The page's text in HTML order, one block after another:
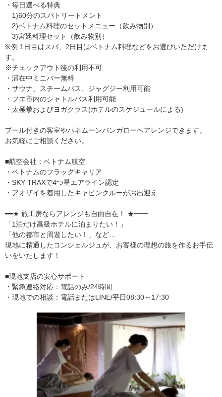
・毎日選べる特典
1)60分のスパトリートメント
2)ベトナム料理のセットメニュー（飲み物別）
3)宮廷料理セット（飲み物別）
※例:1日目はスパ、2日目はベトナム料理などをお選びいただけま
す。
※チェックアウト後の利用不可
・滞在中ミニバー無料
・サウナ、スチームバス、ジャグジー利用可能
・フエ市内のシャトルバス利用可能
・太極拳およびヨガクラス(ホテルのスケジュールによる)
プール付きの客室やハネムーンバンガローへアレンジできます。
お気軽にご相談ください。
■航空会社：ベトナム航空
・ベトナムのフラッグキャリア
・SKY TRAXで4つ星エアライン認定
・アオザイを着用したキャビンクルーがお出迎え
━━★ 旅工房ならアレンジも自由自在！ ★━━
「1泊だけ高級ホテルに泊まりたい！」
「他の都市と周遊したい！」など…
現地に精通したコンシェルジュが、お客様の理想の旅を作るお手伝
いをいたします！
■現地支店の安心サポート
・緊急連絡対応：電話のみ/24時間
・現地での相談：電話またはLINE/平日08:30～17:30